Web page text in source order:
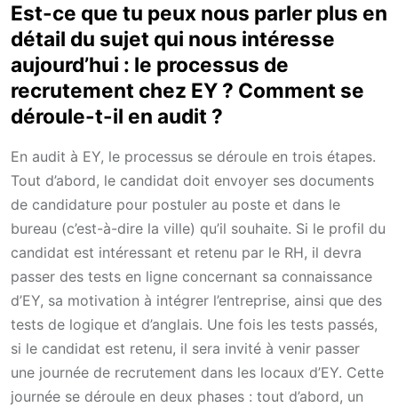
Est-ce que tu peux nous parler plus en
détail du sujet qui nous intéresse
aujourd’hui : le processus de
recrutement chez EY ? Comment se
déroule-t-il en audit ?
En audit à EY, le processus se déroule en trois étapes.
Tout d’abord, le candidat doit envoyer ses documents
de candidature pour postuler au poste et dans le
bureau (c’est-à-dire la ville) qu’il souhaite. Si le profil du
candidat est intéressant et retenu par le RH, il devra
passer des tests en ligne concernant sa connaissance
d’EY, sa motivation à intégrer l’entreprise, ainsi que des
tests de logique et d’anglais. Une fois les tests passés,
si le candidat est retenu, il sera invité à venir passer
une journée de recrutement dans les locaux d’EY. Cette
journée se déroule en deux phases : tout d’abord, un